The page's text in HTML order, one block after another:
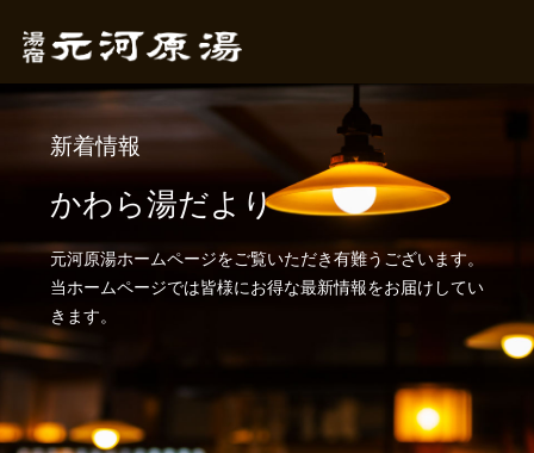
新着情報
かわら湯だより
元河原湯ホームページをご覧いただき有難うございます。
当ホームページでは皆様にお得な最新情報をお届けしてい
きます。